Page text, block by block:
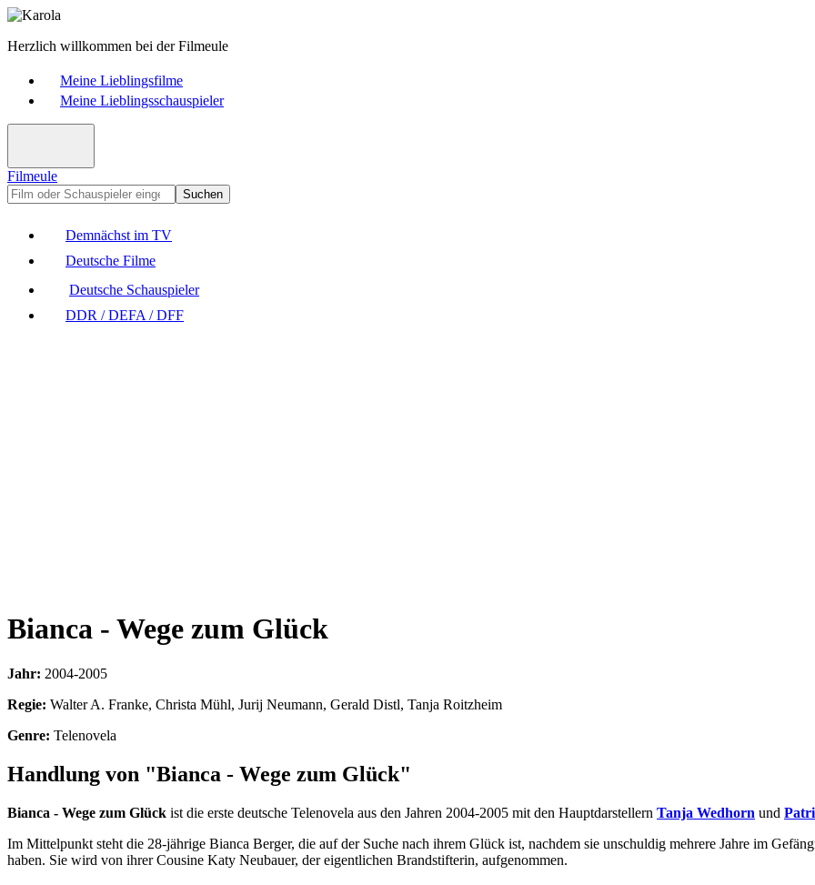
Herzlich willkommen bei der Filmeule
Meine Lieblingsfilme
Meine Lieblingsschauspieler
Filmeule
Suchen
Demnächst im TV
Deutsche Filme
Deutsche Schauspieler
DDR / DEFA / DFF
Bianca - Wege zum Glück
Jahr: 2004-2005
Regie: Walter A. Franke, Christa Mühl, Jurij Neumann, Gerald Distl, Tanja Roitzheim
Genre: Telenovela
Handlung von "Bianca - Wege zum Glück"
Bianca - Wege zum Glück ist die erste deutsche Telenovela aus den Jahren 2004-2005 mit den Hauptdarstellern Tanja Wedhorn und
Im Mittelpunkt steht die 28-jährige Bianca Berger, die auf der Suche nach ihrem Glück ist, nachdem sie unschuldig mehrere Jahre im
haben. Sie wird von ihrer Cousine Katy Neubauer, der eigentlichen Brandstifterin, aufgenommen.